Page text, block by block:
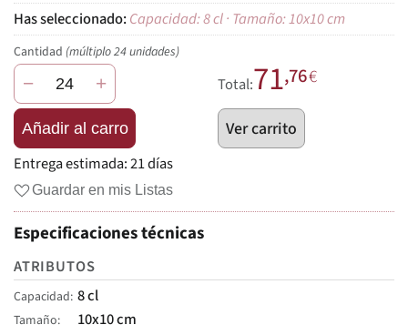
Capacidad: 8 cl · Tamaño: 10x10 cm
Cantidad (múltiplo 24 unidades)
− +
Añadir al carro
Total:71,76€
Ver carrito
Entrega estimada:21 días
Guardar en mis Listas
Especificaciones técnicas
ATRIBUTOS
Capacidad 8 cl
Tamaño
10x10 cm